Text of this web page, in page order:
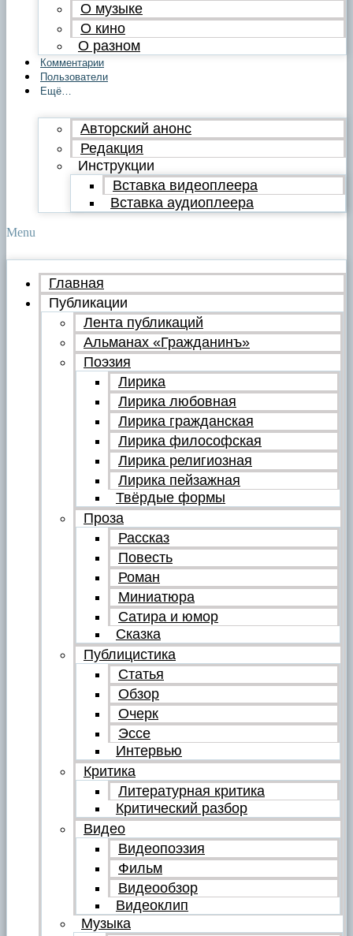
О музыке
О кино
О разном
Комментарии
Пользователи
Ещё…
Авторский анонс
Редакция
Инструкции
Вставка видеоплеера
Вставка аудиоплеера
Menu
Главная
Публикации
Лента публикаций
Альманах «Гражданинъ»
Поэзия
Лирика
Лирика любовная
Лирика гражданская
Лирика философская
Лирика религиозная
Лирика пейзажная
Твёрдые формы
Проза
Рассказ
Повесть
Роман
Миниатюра
Сатира и юмор
Сказка
Публицистика
Статья
Обзор
Очерк
Эссе
Интервью
Критика
Литературная критика
Критический разбор
Видео
Видеопоэзия
Фильм
Видеообзор
Видеоклип
Музыка